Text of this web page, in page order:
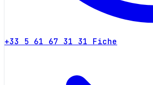
+33 5 61 67 31 31 Fiche